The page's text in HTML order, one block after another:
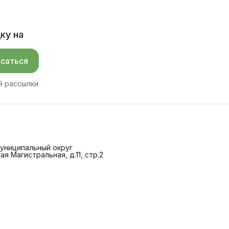
на
рассылки
округ
Магистральная, д.11, стр.2